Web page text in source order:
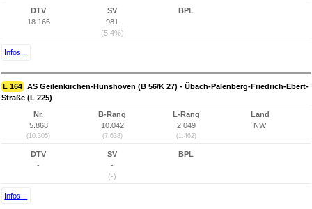
DTV
18.166
SV
981
(5,4%)
BPL
Infos...
L 164 AS Geilenkirchen-Hünshoven (B 56/K 27) - Übach-Palenberg-Friedrich-Ebert-
Straße (L 225)
Nr.
5.868
(10.305)
B-Rang
10.042
(7.638)
L-Rang
2.049
(1.462)
Land
NW
DTV
-
SV
-
(-)
BPL
Infos...